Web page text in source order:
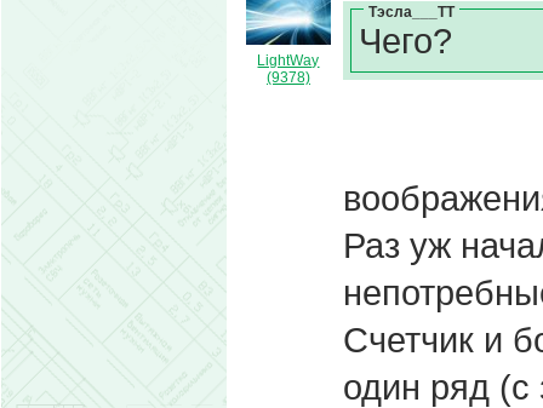
LightWay
(9378)
Тэсла___ТТ
Чего?
Раз уж
Счетчик и
один ряд